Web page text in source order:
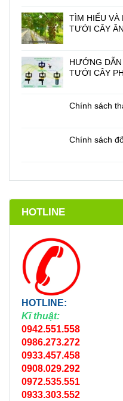
TÌM HIỂU VÀ
TƯỚI
HƯỚNG
TƯỚI CÂY
Chính sách
Chính sách
HOTLINE
HOTLINE:
Kĩ thuật:
0942.551.558
0986.273.272
0933.457.458
0908.029.292
0972.535.551
0933.303.552